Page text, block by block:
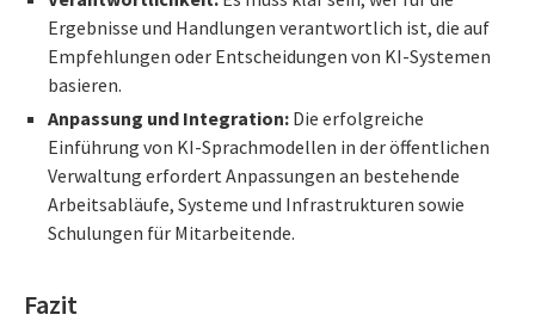
Ergebnisse und Handlungen verantwortlich ist, die auf
Empfehlungen oder Entscheidungen von KI-Systemen
basieren.
Anpassung und Integration: Die erfolgreiche
Einführung von KI-Sprachmodellen in der öffentlichen
Verwaltung erfordert Anpassungen an bestehende
Arbeitsabläufe, Systeme und Infrastrukturen sowie
Schulungen für Mitarbeitende.
Fazit